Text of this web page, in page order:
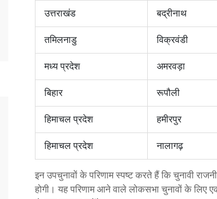
उत्तराखंड बद्रीनाथ
तमिलनाडु विक्रवंडी
मध्य प्रदेश अमरवड़ा
बिहार रूपौली
हिमाचल प्रदेश हमीरपुर
हिमाचल प्रदेश नालागढ़
इन उपचुनावों के परिणाम स्पष्ट करते हैं कि चुनावी
होगी। यह परिणाम आने वाले लोकसभा चुनावों के लिए